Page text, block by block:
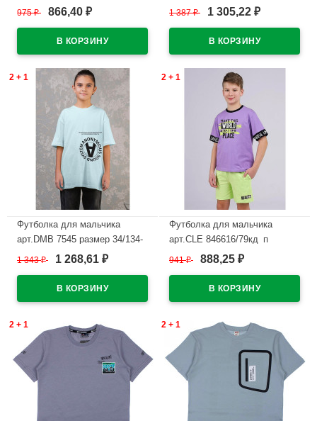
цвет изумруд
975₽ 866,40 ₽
44/164 цвет хаки
1 387₽ 1 305,22 ₽
2 + 1
Футболка для мальчика
арт.DMB 7545 размер 34/134-
44/164 цвет минт
1 343₽ 1 268,61 ₽
2 + 1
Футболка для мальчика
арт.CLE 846616/79кд_п
размер 34/134-42/158 цвет
941₽ 888,25 ₽
2 + 1 2 + 1